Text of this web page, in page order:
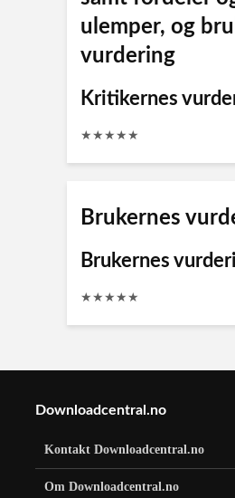
ulemper, og
vurdering
Kritikernes
★ ★ ★ ★ ★
Brukernes
Brukernes
★ ★ ★ ★ ★
Downloadcentral.no
Kontakt Downloadcentral.no
Om Downloadcentral.no